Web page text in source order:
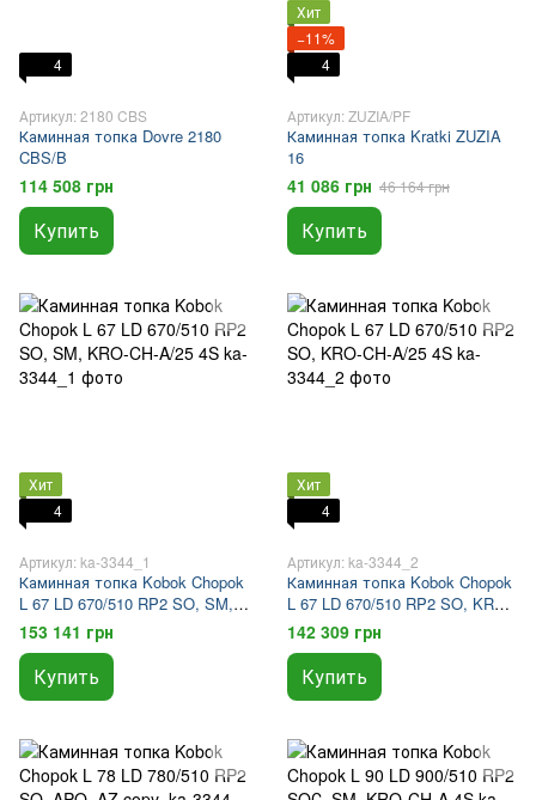
4
Артикул: 2180 CBS
Каминная топка Dovre 2180
CBS/B
114 508 грн
Купить
Хит
−11%
4
Артикул: ZUZIA/PF
Каминная топка Kratki ZUZIA
16
41 086 грн 46 164 грн
Купить
Хит
4
Артикул: ka-3344_1
Каминная топка Kobok Chopok
L 67 LD 670/510 RP2 SO, SM,
KRO-CH-A/25 4S
153 141 грн
Купить
Хит
4
Артикул: ka-3344_2
Каминная топка Kobok Chopok
L 67 LD 670/510 RP2 SO, KRO-
CH-A/25 4S
142 309 грн
Купить